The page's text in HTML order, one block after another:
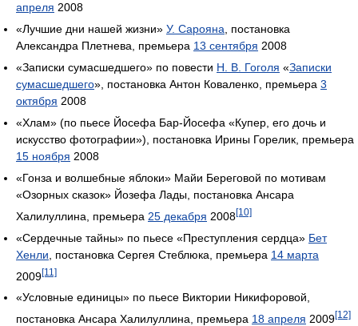
апреля 2008
«Лучшие дни нашей жизни» У. Сарояна , постановка
Александра Плетнева, премьера 13 сентября 2008
«Записки сумасшедшего» по повести Н. В. Гоголя «Записки
сумасшедшего», постановка Антон Коваленко, премьера 3
октября 2008
«Хлам» (по пьесе Йосефа Бар-Йосефа «Купер, его дочь и
искусство фотографии»), постановка Ирины Горелик, премьера
15 ноября 2008
«Гонза и волшебные яблоки» Майи Береговой по мотивам
«Озорных сказок» Йозефа Лады, постановка Ансара
Халилуллина, премьера 25 декабря 2008[10]
«Сердечные тайны» по пьесе «Преступления сердца» Бет
Хенли , постановка Сергея Стеблюка, премьера 14 марта
2009[11]
«Условные единицы» по пьесе Виктории Никифоровой,
постановка Ансара Халилуллина, премьера 18 апреля 2009[12]